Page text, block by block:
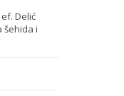
Delić
šehida i